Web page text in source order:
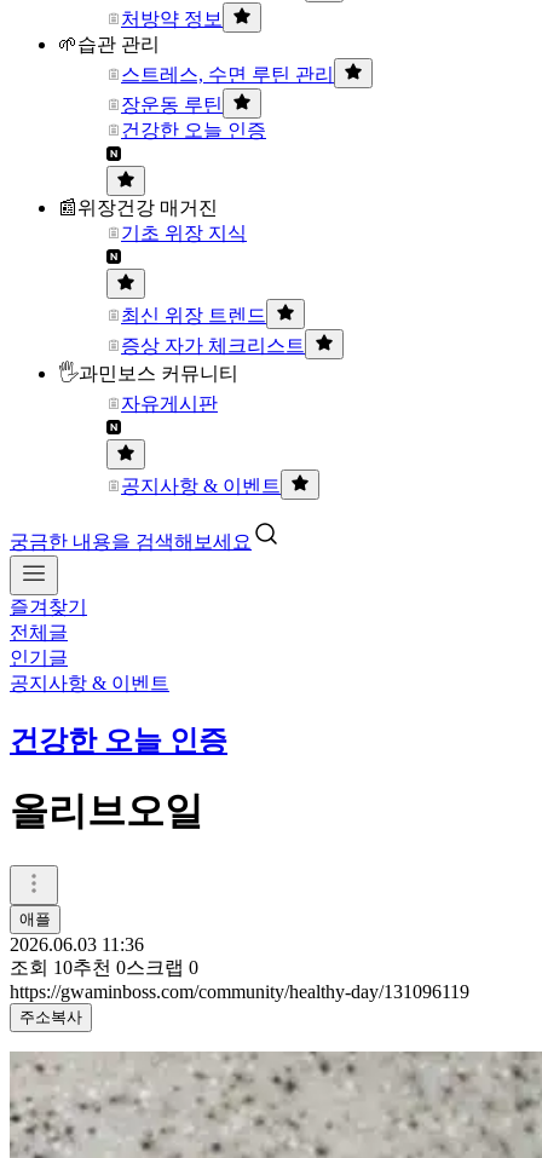
처방약 정보
🌱습관 관리
스트레스, 수면 루틴 관리
장운동 루틴
건강한 오늘 인증
📰위장건강 매거진
기초 위장 지식
최신 위장 트렌드
증상 자가 체크리스트
🖐과민보스 커뮤니티
자유게시판
공지사항 & 이벤트
궁금한 내용을 검색해보세요
즐겨찾기
전체글
인기글
공지사항 & 이벤트
건강한 오늘 인증
올리브오일
애플
2026.06.03 11:36
조회 10추천 0스크랩 0
https://gwaminboss.com/community/healthy-day/131096119
주소복사